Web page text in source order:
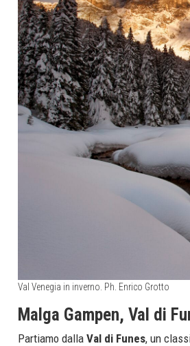
Val Venegia in inverno. Ph. Enrico Grotto
Malga Gampen, Val di
Partiamo dalla Val di Funes, un